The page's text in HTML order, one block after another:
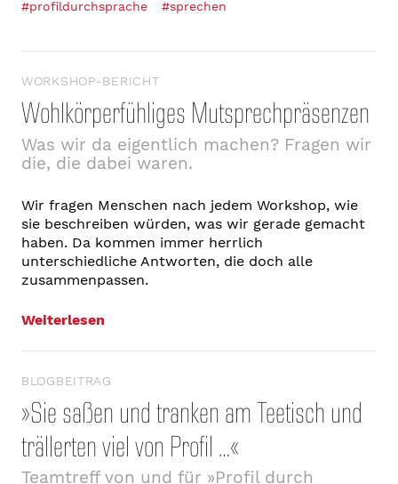
#profildurchsprache #sprechen
WORKSHOP-BERICHT
Wohlkörperfühliges Mutsprechpräsenzen
Was wir da eigentlich machen? Fragen wir
die, die dabei waren.
Wir fragen Menschen nach jedem Workshop, wie
sie beschreiben würden, was wir gerade gemacht
haben. Da kommen immer herrlich
unterschiedliche Antworten, die doch alle
zusammenpassen.
Weiterlesen
BLOGBEITRAG
»Sie saßen und tranken am Teetisch und
trällerten viel von Profil …«
Teamtreff von und für »Profil durch